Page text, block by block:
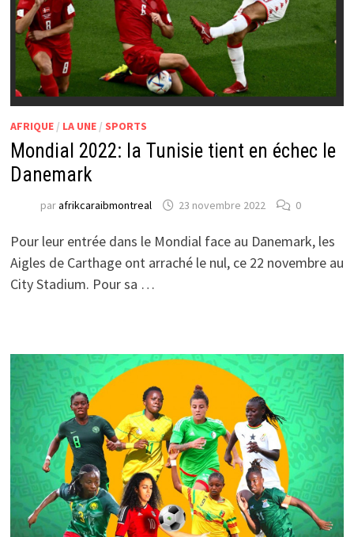
AFRIQUE/ LA UNE/ SPORTS
Mondial 2022: la Tunisie tient en échec le
Danemark
parafrikcaraibmontreal 23 novembre 2022 0
Pour leur entrée dans le Mondial face au Danemark, les
Aigles de Carthage ont arraché le nul, ce 22 novembre au
City Stadium. Pour sa …